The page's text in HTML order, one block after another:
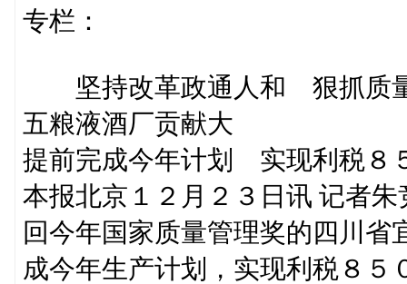
专栏：
坚持改革政通人和 狠抓质
五粮液酒厂贡献大
提前完成今年计划 实现利税８
本报北京１２月２３日讯 记者
回今年国家质量管理奖的四川
成今年生产计划，实现利税８５